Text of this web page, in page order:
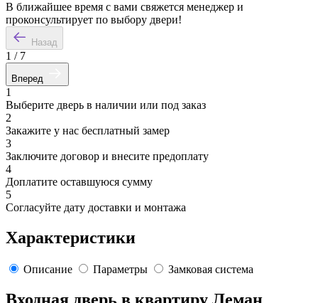
В ближайшее время с вами свяжется менеджер и
проконсультирует по выбору двери!
Назад
1 / 7
Вперед
1
Выберите дверь в наличии или под заказ
2
Закажите у нас бесплатный замер
3
Заключите договор и внесите предоплату
4
Доплатите оставшуюся сумму
5
Согласуйте дату доставки и монтажа
Характеристики
Описание Параметры Замковая система
Входная дверь в квартиру Леман